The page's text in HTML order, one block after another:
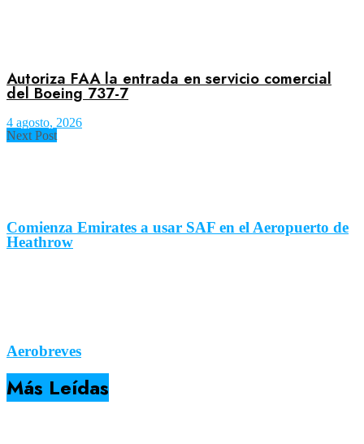
Autoriza FAA la entrada en servicio comercial
del Boeing 737-7
4 agosto, 2026
Next Post
Comienza Emirates a usar SAF en el Aeropuerto de
Heathrow
Aerobreves
Más Leídas